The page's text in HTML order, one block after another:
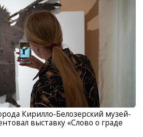
Кирилло-Белозерский музей-
выставку «Слово о граде